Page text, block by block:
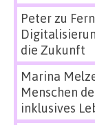
Peterzu
die Zukunft
Marina
Menschen
inklusives